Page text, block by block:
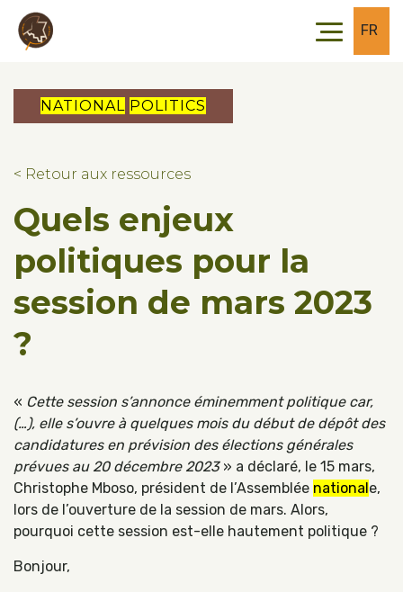
Skip to main content
Skip to footer
FR
NATIONAL POLITICS
< Retour aux ressources
Quels enjeux
politiques pour la
session de mars 2023
?
« Cette session s’annonce éminemment politique car,
(…), elle s’ouvre à quelques mois du début de dépôt des
candidatures en prévision des élections générales
prévues au 20 décembre 2023» a déclaré, le 15 mars,
Christophe Mboso, président de l’Assemblée national e,
lors de l’ouverture de la session de mars. Alors,
pourquoi cette session est-elle hautement politique ?
Bonjour,